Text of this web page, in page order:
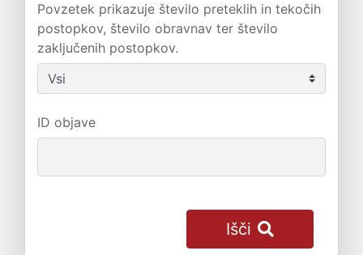
Povzetek prikazuje število preteklih in tekočih
postopkov, število obravnav ter število
zaključenih postopkov.
ID objave
Išči